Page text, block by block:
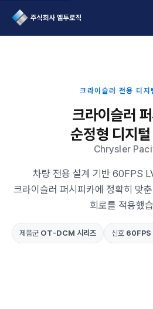
L2Logic 1onetake
크라이슬러 전용 디지
크라이슬러
순정형 디지털
Chrysler
차량 전용 설계 기반 60FPS
크라이슬러 퍼시피카에 정확히 맞
회로를 적용했
제품군 OT-DCM 시리즈 신호 60FPS